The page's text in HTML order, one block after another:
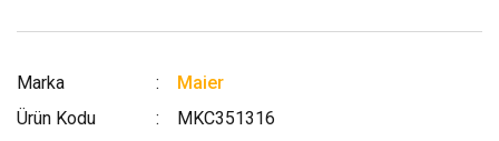
Marka
Maier
Ürün Kodu
MKC351316